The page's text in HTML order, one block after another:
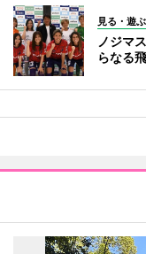
見る・遊ぶ
ノジマ
らなる